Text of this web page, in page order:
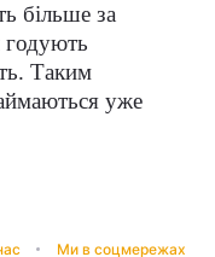
більше за
годують
Таким
уже
Ми в соцмережах